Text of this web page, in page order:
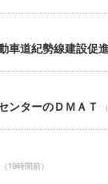
車道紀勢線建設促
ンターのＤＭＡＴ
（19時間前）